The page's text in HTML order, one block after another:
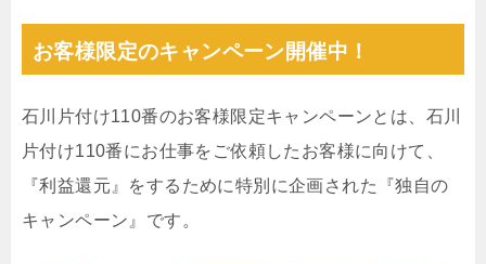
お客様限定のキャンペーン開催中！
石川片付け110番のお客様限定キャンペーンとは、石川
片付け110番にお仕事をご依頼したお客様に向けて、
『利益還元』をするために特別に企画された『独自の
キャンペーン』です。